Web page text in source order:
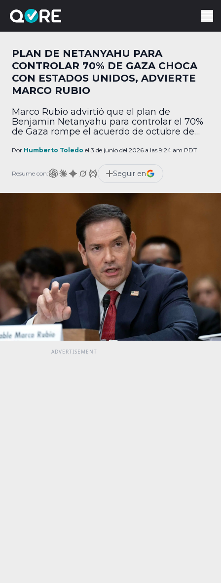
PLAN DE NETANYAHU PARA
CONTROLAR 70% DE GAZA CHOCA
CON ESTADOS UNIDOS, ADVIERTE
MARCO RUBIO
Marco Rubio advirtió que el plan de
Benjamin Netanyahu para controlar el 70%
de Gaza rompe el acuerdo de octubre de
Por Humberto Toledo el 3 de junio del 2026 a las 9:24 am PDT
Resume con: Seguir en